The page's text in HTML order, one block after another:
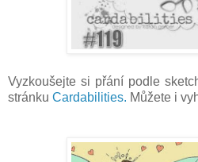
Vyzkoušejte si přání podle
stránku Cardabilities. Můžete i